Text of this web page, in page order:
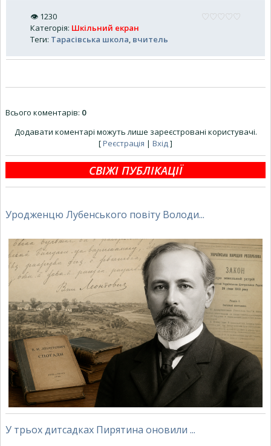
👁 1230
Категорія: Шкільний екран
Теги: Тарасівська школа вчитель
Всього коментарів: 0
Додавати коментарі можуть лише зареєстровані користувачі.
[Реєстрація | Вхід ]
СВІЖІ ПУБЛІКАЦІЇ
Уродженцю Лубенського повіту Володи...
У трьох дитсадках Пирятина оновили ...